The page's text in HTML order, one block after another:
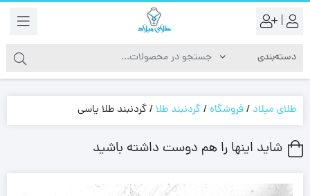
|
طلای میلاد /فروشگاه/گردنبند طلا/گردنبند طلا یاسی
شاید اینها را هم دوست داشته باشید